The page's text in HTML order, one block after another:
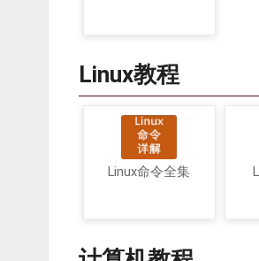
Linux教程
Linux命令全集